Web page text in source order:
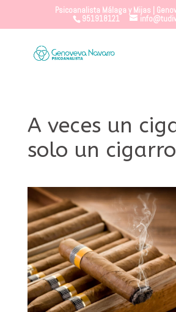
Psicoanalista Málaga y Mijas |
951918121
A veces un
solo un cigarro